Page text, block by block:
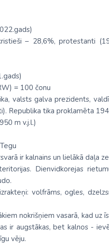
– 28,6%, protestanti
= 100 čonu
valsts galva prezidents,
Republika tika proklamēta
m v.j.l.)
ir kalnains un lielākā daļa
Dienvidkorejas
volfrāms, ogles,
nokrišņiem vasarā, kad
ir augstākas, bet kalnos -
vēju.